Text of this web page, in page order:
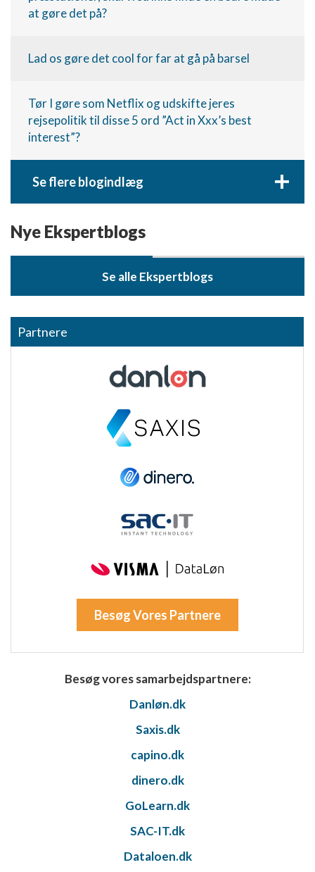
at gøre det på?
Lad os gøre det cool for far at gå på barsel
Tør I gøre som Netflix og udskifte jeres
rejsepolitik til disse 5 ord ”Act in Xxx’s best
interest”?
Se flere blogindlæg +
Nye Ekspertblogs
Se alle Ekspertblogs
Partnere
Besøg Vores Partnere
Besøg vores samarbejdspartnere:
Danløn.dk
Saxis.dk
capino.dk
dinero.dk
GoLearn.dk
SAC-IT.dk
Dataloen.dk